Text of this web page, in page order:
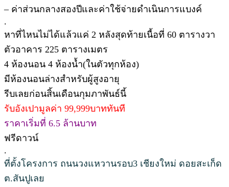
– ค่าส่วนกลางสองปีและค่าใช้จ่ายดำเนินการแบงค์
.
หาที่ไหนไม่ได้แล้วแค่ 2 หลังสุดท้ายเนื้อที่ 60 ตารางวา
ตัวอาคาร 225 ตารางเมตร
4 ห้องนอน 4 ห้องน้ำ(ในตัวทุกห้อง)
มีห้องนอนล่างสำหรับผู้สูงอายุ
รีบเลยก่อนสิ้นเดือนกุมภาพันธ์นี้
รับอังเปามูลค่า 99,999บาททันที
ราคาเริ่มที่ 6.5 ล้านบาท
ฟรีดาวน์
.
ที่ตั้งโครงการ ถนนวงแหวานรอบ3 เชียงใหม่ ดอยสะเก็ด
ต.สันปูเลย